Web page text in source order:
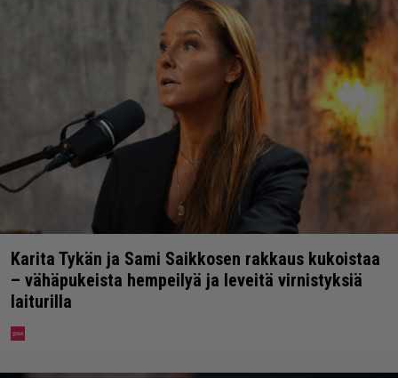
Karita Tykän ja Sami Saikkosen rakkaus kukoistaa
– vähäpukeista hempeilyä ja leveitä virnistyksiä
laiturilla